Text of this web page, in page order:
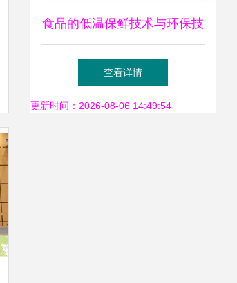
食品的低温保鲜技术与环保技
术推广服务的协同发展
查看详情
更新时间：2026-08-06 14:49:54